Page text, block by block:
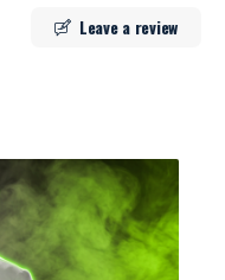
Leave a review